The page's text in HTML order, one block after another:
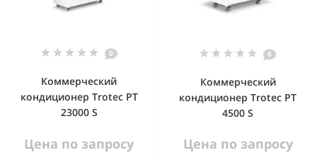
0
Коммерческий
кондиционер Trotec PT
23000 S
Цена по запросу
0
Коммерческий
кондиционер Trotec PT
4500 S
Цена по запросу